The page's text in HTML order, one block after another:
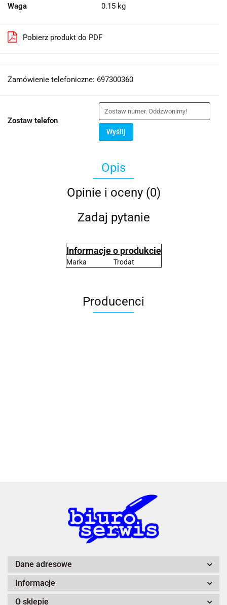
Waga 0.15 kg
Pobierz produkt do PDF
Zamówienie telefoniczne: 697300360
Zostaw telefon
Wyślij
Opis
Opinie i oceny (0)
Zadaj pytanie
Informacje o produkcie
Marka Trodat
Producenci
A4 Tech
Dane adresowe
Informacje
O sklepie